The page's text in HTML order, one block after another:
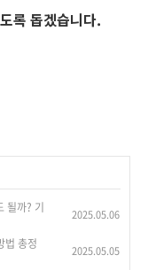
록 돕겠습니다.
될까? 기
2025.05.06
법 총정
2025.05.05